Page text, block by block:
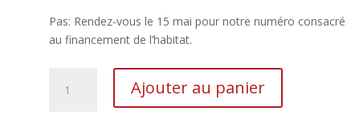
Pas: Rendez-vous le 15 mai pour notre numéro consacré
au financement de l’habitat.
Ajouter au panier